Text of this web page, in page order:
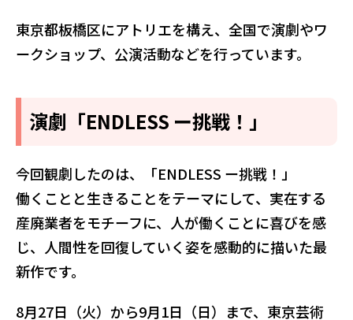
東京都板橋区にアトリエを構え、全国で演劇やワ
ークショップ、公演活動などを行っています。
演劇「ENDLESS ー挑戦！」
今回観劇したのは、「ENDLESS ー挑戦！」
働くことと生きることをテーマにして、実在する
産廃業者をモチーフに、人が働くことに喜びを感
じ、人間性を回復していく姿を感動的に描いた最
新作です。
8月27日（火）から9月1日（日）まで、東京芸術